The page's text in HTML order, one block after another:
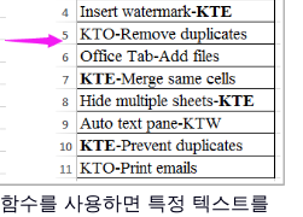
함수를 사용하면 특정 텍스트를